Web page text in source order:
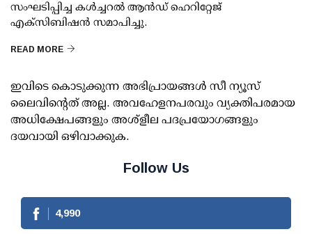
സംഘടിപ്പിച്ച കൾച്ചറൽ ആൻഡ് ഹെറിറ്റേജ്
എക്സിബിഷൻ സമാപിച്ചു.
READ MORE
ഇവിടെ കൊടുക്കുന്ന അഭിപ്രായങ്ങള്‍ സീ ന്യൂസ്
ലൈവിന്റെത് അല്ല. അവഹേളനപരവും വ്യക്തിപരമായ
അധിക്ഷേപങ്ങളും അശ്‌ളീല പദപ്രയോഗങ്ങളും
ദയവായി ഒഴിവാക്കുക.
Follow Us
4,990